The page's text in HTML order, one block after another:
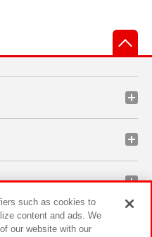
such as cookies to
content and ads. We
our website with our